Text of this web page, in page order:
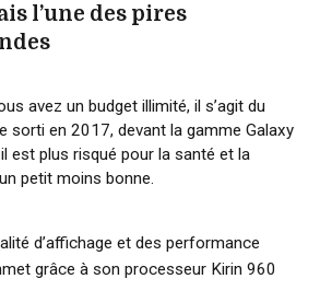
l’une des pires
avez un budget illimité, il s’agit du
sorti en 2017, devant la gamme Galaxy
est plus risqué pour la santé et la
petit moins bonne.
d’affichage et des performance
grâce à son processeur Kirin 960